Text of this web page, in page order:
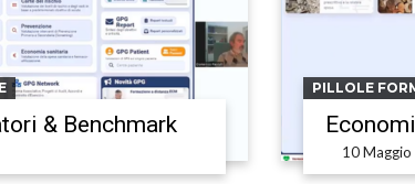
& Benchmark
PILLOLE
10